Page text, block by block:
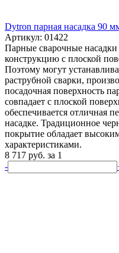
Dytron парная насадка 90
Артикул: 01422
Парные сварочные
конструкцию с плоской
Поэтому могут
раструбной сварки,
посадочная поверхность
совпадает с плоской
обеспечивается отличная
насадке. Традиционное
покрытие обладает
характеристиками.
8 717 руб. за 1
-